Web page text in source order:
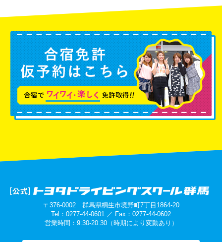
〒376-0002 群馬県桐生市境野町7丁目1864-20
Tel：0277-44-0601 ／ Fax：0277-44-0602
営業時間：9:30-20:30（時期により変動あり）